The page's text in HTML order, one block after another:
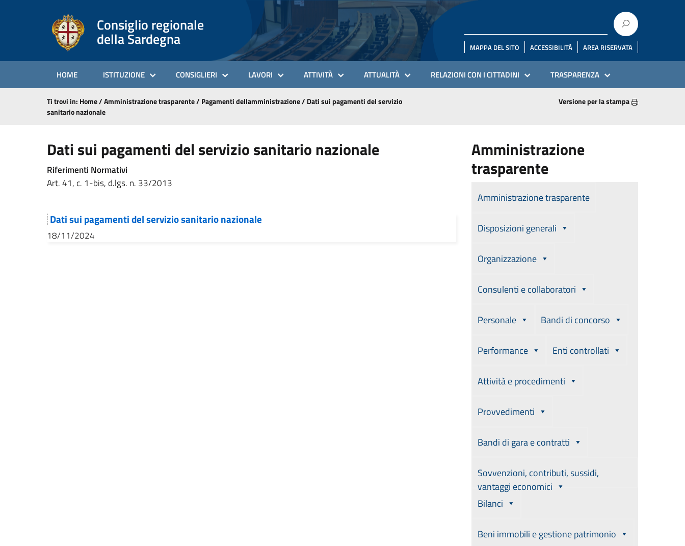
Consiglio regionale
della Sardegna MAPPA DEL SITO ACCESSIBILITÀ AREA RISERVATA
HOME ISTITUZIONE CONSIGLIERI LAVORI ATTIVITÀ ATTUALITÀ RELAZIONI CON I CITTADINI TRASPARENZA
Ti trovi in: Home/Amministrazione trasparente/ Pagamenti dellamministrazione/ Dati sui pagamenti del servizio
sanitario nazionale
Versione per la stampa
Dati sui pagamenti del servizio sanitario nazionale
Riferimenti Normativi
Art. 41, c. 1-bis, d.lgs. n. 33/2013
Dati sui pagamenti del servizio sanitario nazionale
18/11/2024
Amministrazione
trasparente
Amministrazione trasparente
Disposizioni generali
Organizzazione
Consulenti e collaboratori
Personale Bandi di concorso
Performance Enti controllati
Attività e procedimenti
Provvedimenti
Bandi di gara e contratti
Sovvenzioni, contributi, sussidi,
vantaggi economici
Bilanci
Beni immobili e gestione patrimonio